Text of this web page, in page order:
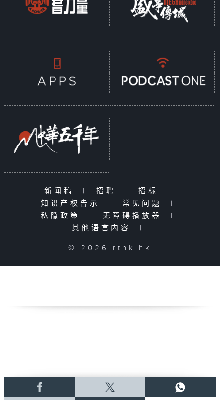
新闻稿 | 招聘 | 招标
|
知识产权告示
| 常见问题
|
私隐政策
| 无障碍播放器
|
其他语言内容
|
© 2026 rthk.hk